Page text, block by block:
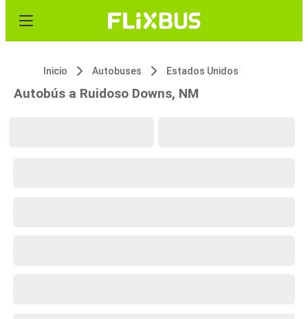
Inicio Autobuses Estados Unidos
Autobús a Ruidoso Downs, NM